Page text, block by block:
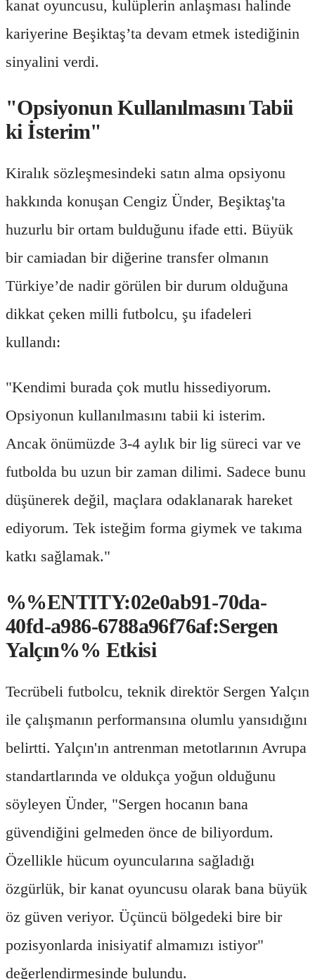
kanat oyuncusu, kulüplerin anlaşması halinde
kariyerine Beşiktaş’ta devam etmek istediğinin
sinyalini verdi.
"Opsiyonun Kullanılmasını Tabii
ki İsterim"
Kiralık sözleşmesindeki satın alma opsiyonu
hakkında konuşan Cengiz Ünder, Beşiktaş'ta
huzurlu bir ortam bulduğunu ifade etti. Büyük
bir camiadan bir diğerine transfer olmanın
Türkiye’de nadir görülen bir durum olduğuna
dikkat çeken milli futbolcu, şu ifadeleri
kullandı:
"Kendimi burada çok mutlu hissediyorum.
Opsiyonun kullanılmasını tabii ki isterim.
Ancak önümüzde 3-4 aylık bir lig süreci var ve
futbolda bu uzun bir zaman dilimi. Sadece bunu
düşünerek değil, maçlara odaklanarak hareket
ediyorum. Tek isteğim forma giymek ve takıma
katkı sağlamak."
%%ENTITY:02e0ab91-70da-
40fd-a986-6788a96f76af:Sergen
Yalçın%% Etkisi
Tecrübeli futbolcu, teknik direktör Sergen Yalçın
ile çalışmanın performansına olumlu yansıdığını
belirtti. Yalçın'ın antrenman metotlarının Avrupa
standartlarında ve oldukça yoğun olduğunu
söyleyen Ünder, "Sergen hocanın bana
güvendiğini gelmeden önce de biliyordum.
Özellikle hücum oyuncularına sağladığı
özgürlük, bir kanat oyuncusu olarak bana büyük
öz güven veriyor. Üçüncü bölgedeki bire bir
pozisyonlarda inisiyatif almamızı istiyor"
değerlendirmesinde bulundu.